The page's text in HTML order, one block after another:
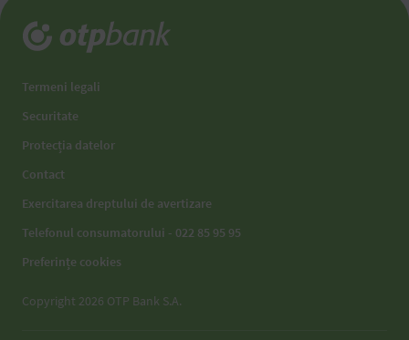
Termeni legali
Securitate
Protecția datelor
Contact
Exercitarea dreptului de avertizare
Telefonul consumatorului - 022 85 95 95
Preferințe cookies
Copyright 2026 OTP Bank S.A.